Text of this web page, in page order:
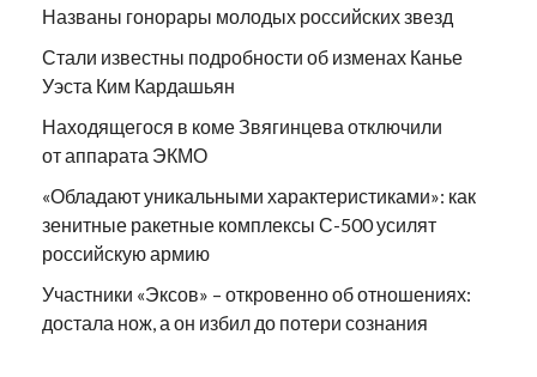
Названы гонорары молодых российских звезд
Стали известны подробности об изменах Канье
Уэста Ким Кардашьян
Находящегося в коме Звягинцева отключили
от аппарата ЭКМО
«Обладают уникальными характеристиками»: как
зенитные ракетные комплексы С-500 усилят
российскую армию
Участники «Эксов» – откровенно об отношениях:
достала нож, а он избил до потери сознания